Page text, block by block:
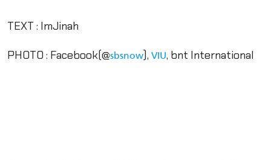
TEXT : ImJinah
PHOTO : Facebook(@sbsnow), VIU, bnt International